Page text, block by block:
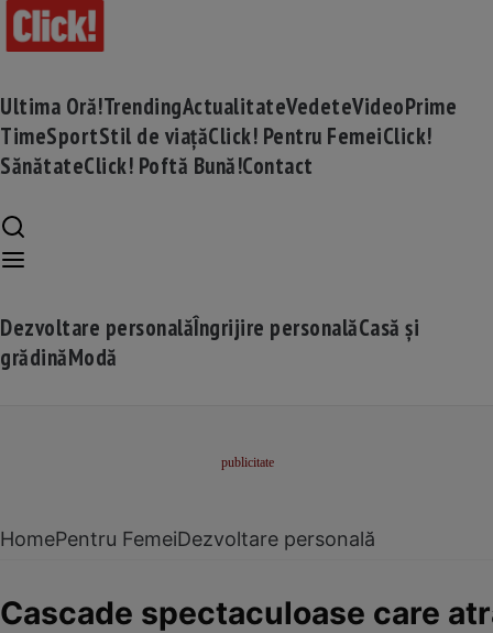
Ultima Oră!TrendingActualitateVedeteVideoPrime
TimeSportStil de viațăClick! Pentru FemeiClick!
SănătateClick! Poftă Bună!Contact
Dezvoltare personalăÎngrijire personalăCasă și
grădinăModă
HomePentru FemeiDezvoltare personală
Cascade spectaculoase care